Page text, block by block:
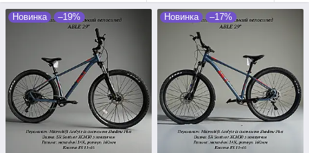
Новинка –19% Новинка –17%